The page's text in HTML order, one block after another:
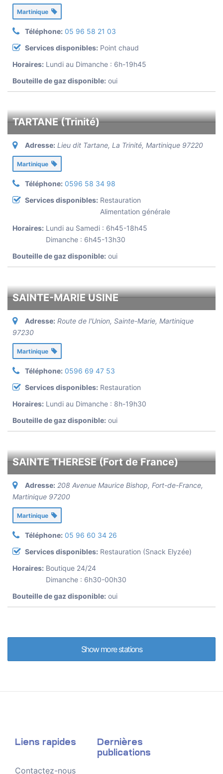
Martinique
Téléphone: 05 96 58 21 03
Services disponibles: Point chaud
Horaires: Lundi au Dimanche : 6h-19h45
Bouteille de gaz disponible: oui
TARTANE (Trinité)
Adresse: Lieu dit Tartane, La Trinité, Martinique 97220
Martinique
Téléphone: 0596 58 34 98
Services disponibles: Restauration
Alimentation générale
Horaires: Lundi au Samedi : 6h45-18h45
Dimanche : 6h45-13h30
Bouteille de gaz disponible: oui
SAINTE-MARIE USINE
Adresse: Route de l'Union, Sainte-Marie, Martinique
97230
Martinique
Téléphone: 0596 69 47 53
Services disponibles: Restauration
Horaires: Lundi au Dimanche : 8h-19h30
Bouteille de gaz disponible: oui
SAINTE THERESE (Fort de France)
Adresse: 208 Avenue Maurice Bishop, Fort-de-France,
Martinique 97200
Martinique
Téléphone: 05 96 60 34 26
Services disponibles: Restauration (Snack Elyzée)
Horaires: Boutique 24/24
Dimanche : 6h30-00h30
Bouteille de gaz disponible: oui
Show more stations
Liens rapides
Contactez-nous
Dernières
publications